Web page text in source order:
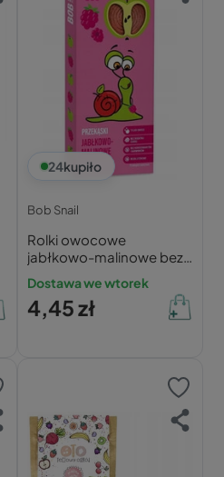
24kupiło
Bob Snail
Rolki owocowe
jabłkowo-malinowe bez
cukru 30g
Dostawa we wtorek
4,45 zł